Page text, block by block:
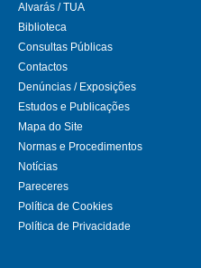
Alvarás / TUA
Biblioteca
Consultas Públicas
Contactos
Denúncias / Exposições
Estudos e Publicações
Mapa do Site
Normas e Procedimentos
Notícias
Pareceres
Política de Cookies
Política de Privacidade